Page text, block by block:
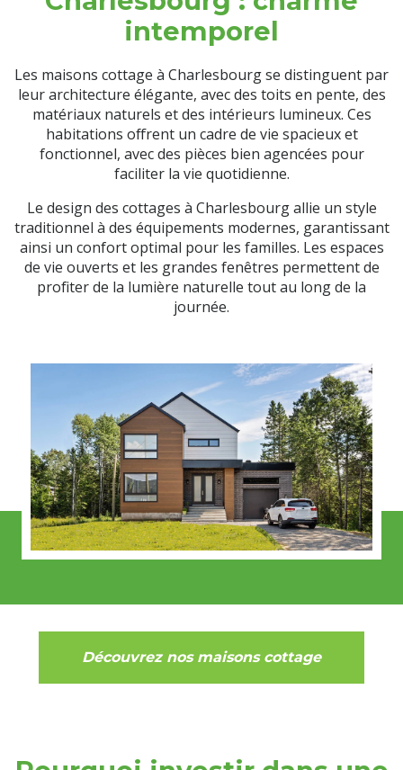
intemporel
Les maisons cottage à Charlesbourg se distinguent par
leur architecture élégante, avec des toits en pente, des
matériaux naturels et des intérieurs lumineux. Ces
habitations offrent un cadre de vie spacieux et
fonctionnel, avec des pièces bien agencées pour
faciliter la vie quotidienne.
Le design des cottages à Charlesbourg allie un style
traditionnel à des équipements modernes, garantissant
ainsi un confort optimal pour les familles. Les espaces
de vie ouverts et les grandes fenêtres permettent de
profiter de la lumière naturelle tout au long de la
journée.
Découvrez nos maisons cottage